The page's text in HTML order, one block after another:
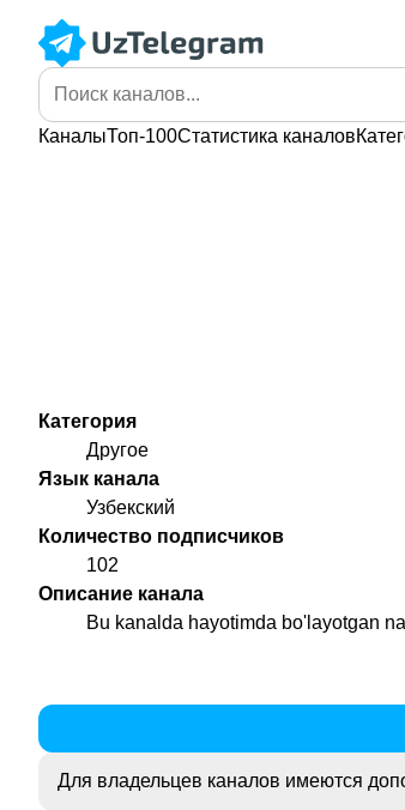
КаналыТоп-100Статистика каналов
Категория
Другое
Язык канала
Узбекский
Количество подписчиков
102
Описание канала
Bu kanalda hayotimda bo'layotgan
Для владельцев каналов имеются